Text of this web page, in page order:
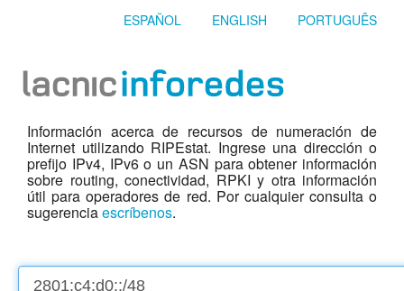
ESPAÑOL ENGLISH PORTUGUÊS
Información acerca de recursos de numeración de
Internet utilizando RIPEstat. Ingrese una dirección o
prefijo IPv4, IPv6 o un ASN para obtener información
sobre routing, conectividad, RPKI y otra información
útil para operadores de red. Por cualquier consulta o
sugerenciaescríbenos.